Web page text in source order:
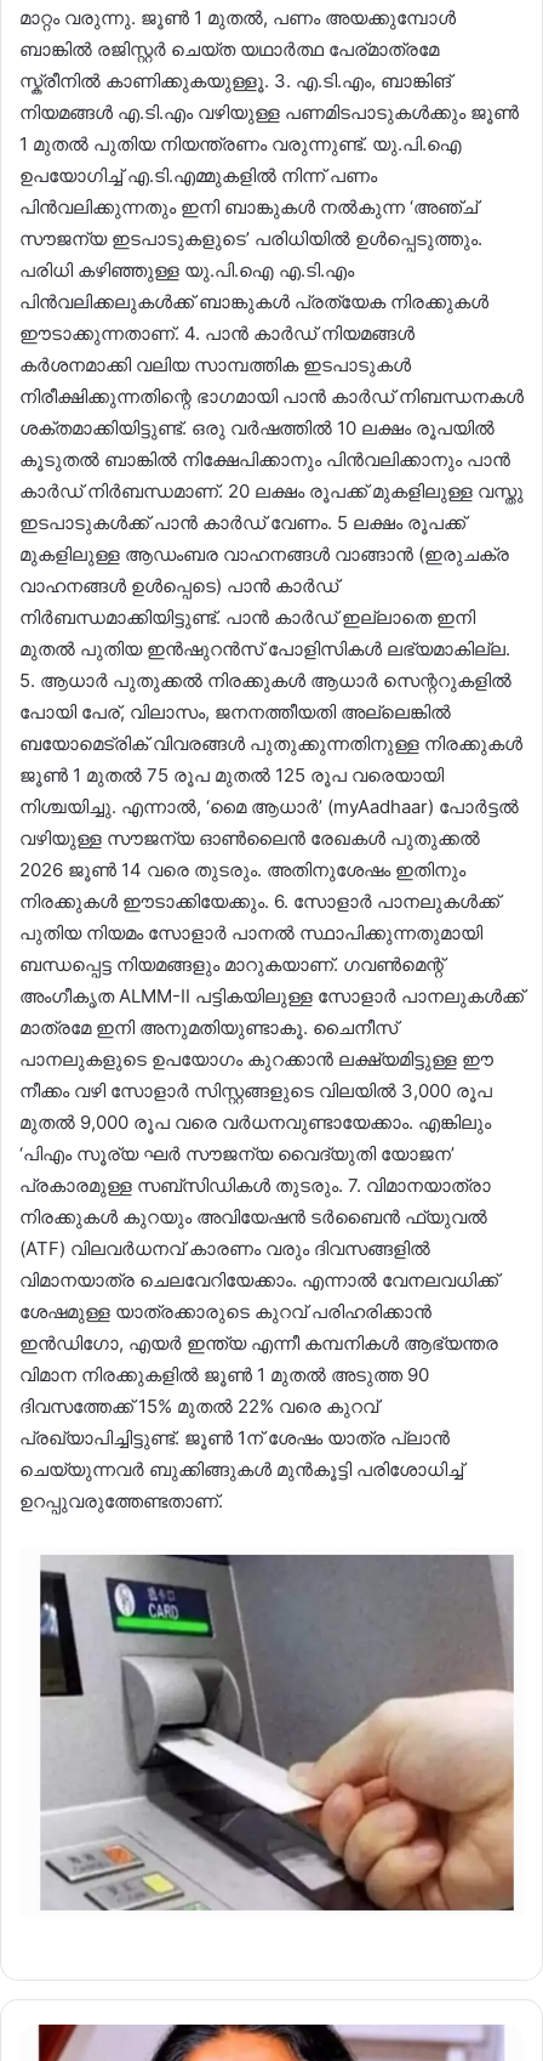
മാറ്റം വരുന്നു. ജൂൺ 1 മുതൽ, പണം അയക്കുമ്പോൾ
ബാങ്കിൽ രജിസ്റ്റർ ചെയ്ത യഥാർത്ഥ പേര്മാത്രമേ
സ്ക്രീനിൽ കാണിക്കുകയുള്ളൂ. 3. എ.ടി.എം, ബാങ്കിങ്
നിയമങ്ങൾ എ.ടി.എം വഴിയുള്ള പണമിടപാടുകൾക്കും ജൂൺ
1 മുതൽ പുതിയ നിയന്ത്രണം വരുന്നുണ്ട്. യു.പി.ഐ
ഉപയോഗിച്ച് എ.ടി.എമ്മുകളിൽ നിന്ന് പണം
പിൻവലിക്കുന്നതും ഇനി ബാങ്കുകൾ നൽകുന്ന ‘അഞ്ച്
സൗജന്യ ഇടപാടുകളുടെ’ പരിധിയിൽ ഉൾപ്പെടുത്തും.
പരിധി കഴിഞ്ഞുള്ള യു.പി.ഐ എ.ടി.എം
പിൻവലിക്കലുകൾക്ക് ബാങ്കുകൾ പ്രത്യേക നിരക്കുകൾ
ഈടാക്കുന്നതാണ്. 4. പാൻ കാർഡ് നിയമങ്ങൾ
കർശനമാക്കി വലിയ സാമ്പത്തിക ഇടപാടുകൾ
നിരീക്ഷിക്കുന്നതിന്റെ ഭാഗമായി പാൻ കാർഡ് നിബന്ധനകൾ
ശക്തമാക്കിയിട്ടുണ്ട്. ഒരു വർഷത്തിൽ 10 ലക്ഷം രൂപയിൽ
കൂടുതൽ ബാങ്കിൽ നിക്ഷേപിക്കാനും പിൻവലിക്കാനും പാൻ
കാർഡ് നിർബന്ധമാണ്. 20 ലക്ഷം രൂപക്ക് മുകളിലുള്ള വസ്തു
ഇടപാടുകൾക്ക് പാൻ കാർഡ് വേണം. 5 ലക്ഷം രൂപക്ക്
മുകളിലുള്ള ആഡംബര വാഹനങ്ങൾ വാങ്ങാൻ (ഇരുചക്ര
വാഹനങ്ങൾ ഉൾപ്പെടെ) പാൻ കാർഡ്
നിർബന്ധമാക്കിയിട്ടുണ്ട്. പാൻ കാർഡ് ഇല്ലാതെ ഇനി
മുതൽ പുതിയ ഇൻഷുറൻസ് പോളിസികൾ ലഭ്യമാകില്ല.
5. ആധാർ പുതുക്കൽ നിരക്കുകൾ ആധാർ സെന്ററുകളിൽ
പോയി പേര്, വിലാസം, ജനനത്തീയതി അല്ലെങ്കിൽ
ബയോമെട്രിക് വിവരങ്ങൾ പുതുക്കുന്നതിനുള്ള നിരക്കുകൾ
ജൂൺ 1 മുതൽ 75 രൂപ മുതൽ 125 രൂപ വരെയായി
നിശ്ചയിച്ചു. എന്നാൽ, ‘മൈ ആധാർ’ (myAadhaar) പോർട്ടൽ
വഴിയുള്ള സൗജന്യ ഓൺലൈൻ രേഖകൾ പുതുക്കൽ
2026 ജൂൺ 14 വരെ തുടരും. അതിനുശേഷം ഇതിനും
നിരക്കുകൾ ഈടാക്കിയേക്കും. 6. സോളാർ പാനലുകൾക്ക്
പുതിയ നിയമം സോളാർ പാനൽ സ്ഥാപിക്കുന്നതുമായി
ബന്ധപ്പെട്ട നിയമങ്ങളും മാറുകയാണ്. ഗവൺമെന്റ്
അംഗീകൃത ALMM-II പട്ടികയിലുള്ള സോളാർ പാനലുകൾക്ക്
മാത്രമേ ഇനി അനുമതിയുണ്ടാകൂ. ചൈനീസ്
പാനലുകളുടെ ഉപയോഗം കുറക്കാൻ ലക്ഷ്യമിട്ടുള്ള ഈ
നീക്കം വഴി സോളാർ സിസ്റ്റങ്ങളുടെ വിലയിൽ 3,000 രൂപ
മുതൽ 9,000 രൂപ വരെ വർധനവുണ്ടായേക്കാം. എങ്കിലും
‘പിഎം സൂര്യ ഘർ സൗജന്യ വൈദ്യുതി യോജന’
പ്രകാരമുള്ള സബ്‌സിഡികൾ തുടരും. 7. വിമാനയാത്രാ
നിരക്കുകൾ കുറയും അവിയേഷൻ ടർബൈൻ ഫ്യുവൽ
(ATF) വിലവർധനവ് കാരണം വരും ദിവസങ്ങളിൽ
വിമാനയാത്ര ചെലവേറിയേക്കാം. എന്നാൽ വേനലവധിക്ക്
ശേഷമുള്ള യാത്രക്കാരുടെ കുറവ് പരിഹരിക്കാൻ
ഇൻഡിഗോ, എയർ ഇന്ത്യ എന്നീ കമ്പനികൾ ആഭ്യന്തര
വിമാന നിരക്കുകളിൽ ജൂൺ 1 മുതൽ അടുത്ത 90
ദിവസത്തേക്ക് 15% മുതൽ 22% വരെ കുറവ്
പ്രഖ്യാപിച്ചിട്ടുണ്ട്. ജൂൺ 1ന് ശേഷം യാത്ര പ്ലാൻ
ചെയ്യുന്നവർ ബുക്കിങ്ങുകൾ മുൻകൂട്ടി പരിശോധിച്ച്
ഉറപ്പുവരുത്തേണ്ടതാണ്.